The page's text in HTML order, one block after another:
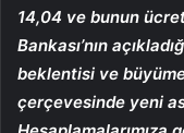
14,04 ve bunun
Bankası’nın
beklentisi ve
çerçevesinde yeni